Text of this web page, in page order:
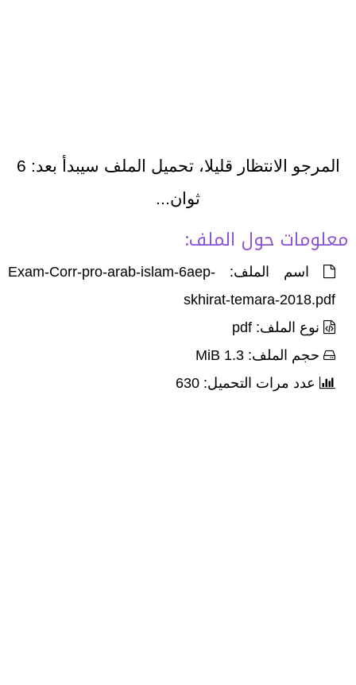
المرجو الانتظار قليلا، تحميل الملف سيبدأ بعد: 6
ثوان...
معلومات حول الملف:
اسم الملف: Exam-Corr-pro-arab-islam-6aep-
skhirat-temara-2018.pdf
نوع الملف: pdf
حجم الملف: 1.3 MiB
عدد مرات التحميل: 630